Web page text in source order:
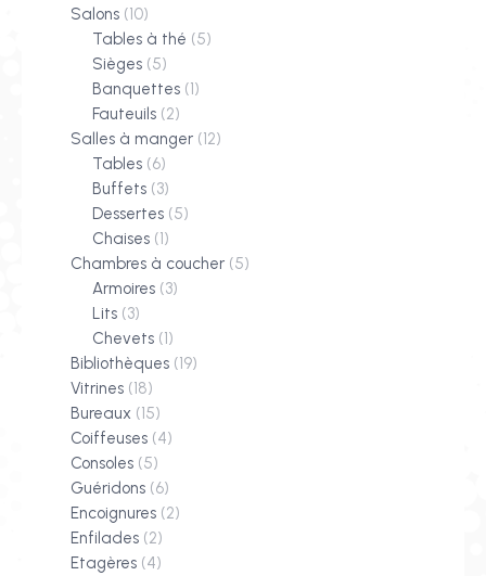
Salons (10)
Tables à thé (5)
Sièges (5)
Banquettes (1)
Fauteuils (2)
Salles à manger (12)
Tables (6)
Buffets (3)
Dessertes (5)
Chaises (1)
Chambres à coucher (5)
Armoires (3)
Lits (3)
Chevets (1)
Bibliothèques (19)
Vitrines (18)
Bureaux (15)
Coiffeuses (4)
Consoles (5)
Guéridons (6)
Encoignures (2)
Enfilades (2)
Etagères (4)